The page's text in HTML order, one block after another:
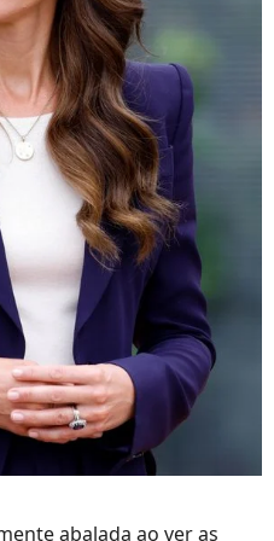
abalada ao ver as